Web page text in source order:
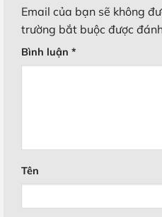
Email của bạn sẽ không
trường bắt buộc được
Bình luận *
Tên